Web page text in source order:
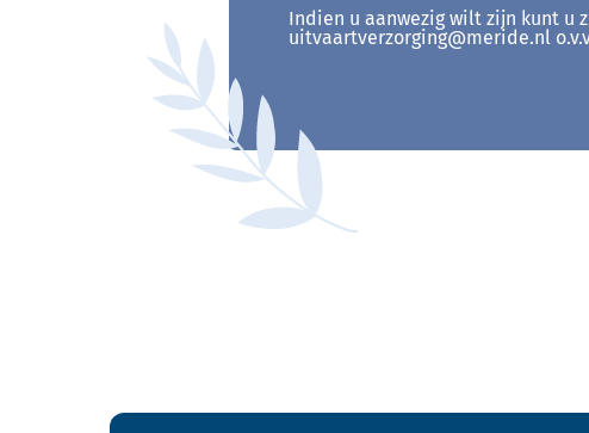
Indien u aanwezig wilt zijn kunt u
uitvaartverzorging@meride.nl
Contactgegevens en footer menu van Meride